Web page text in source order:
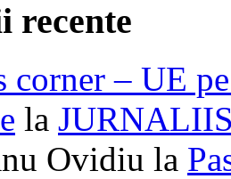
recente
corner – UE
la
Ovidiu la